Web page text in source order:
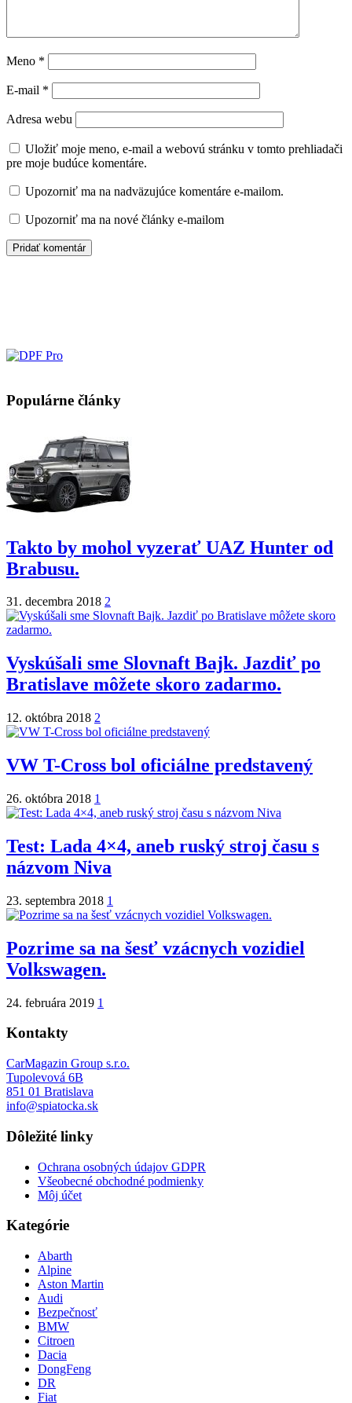
Meno *
E-mail *
Adresa webu
Uložiť moje meno, e-mail a webovú stránku v tomto prehliadači
pre moje budúce komentáre.
Upozorniť ma na nadväzujúce komentáre e-mailom.
Upozorniť ma na nové články e-mailom
Populárne články
Takto by mohol vyzerať UAZ Hunter od
Brabusu.
31. decembra 2018 2
Vyskúšali sme Slovnaft Bajk. Jazdiť po
Bratislave môžete skoro zadarmo.
12. októbra 2018 2
VW T-Cross bol oficiálne predstavený
26. októbra 2018 1
Test: Lada 4×4, aneb ruský stroj času s
názvom Niva
23. septembra 2018 1
Pozrime sa na šesť vzácnych vozidiel
Volkswagen.
24. februára 2019 1
Kontakty
CarMagazin Group s.r.o.
Tupolevová 6B
851 01 Bratislava
info@spiatocka.sk
Dôležité linky
Ochrana osobných údajov GDPR
Všeobecné obchodné podmienky
Môj účet
Kategórie
Abarth
Alpine
Aston Martin
Audi
Bezpečnosť
BMW
Citroen
Dacia
DongFeng
DR
Fiat